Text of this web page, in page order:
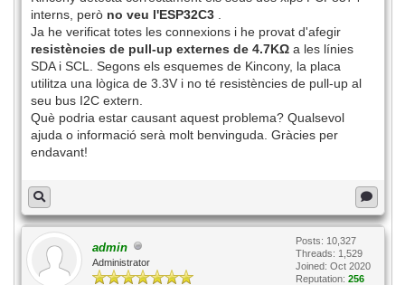
interns, però no veu l'ESP32C3.
Ja he verificat totes les connexions i he provat d'afegir
resistències de pull-up externes de 4.7KΩa les línies
SDA i SCL. Segons els esquemes de Kincony, la placa
utilitza una lògica de 3.3V i no té resistències de pull-up al
seu bus I2C extern.
Què podria estar causant aquest problema? Qualsevol
ajuda o informació serà molt benvinguda. Gràcies per
endavant!
admin
Administrator
Posts: 10,327
Threads: 1,529
Joined: Oct 2020
Reputation: 256